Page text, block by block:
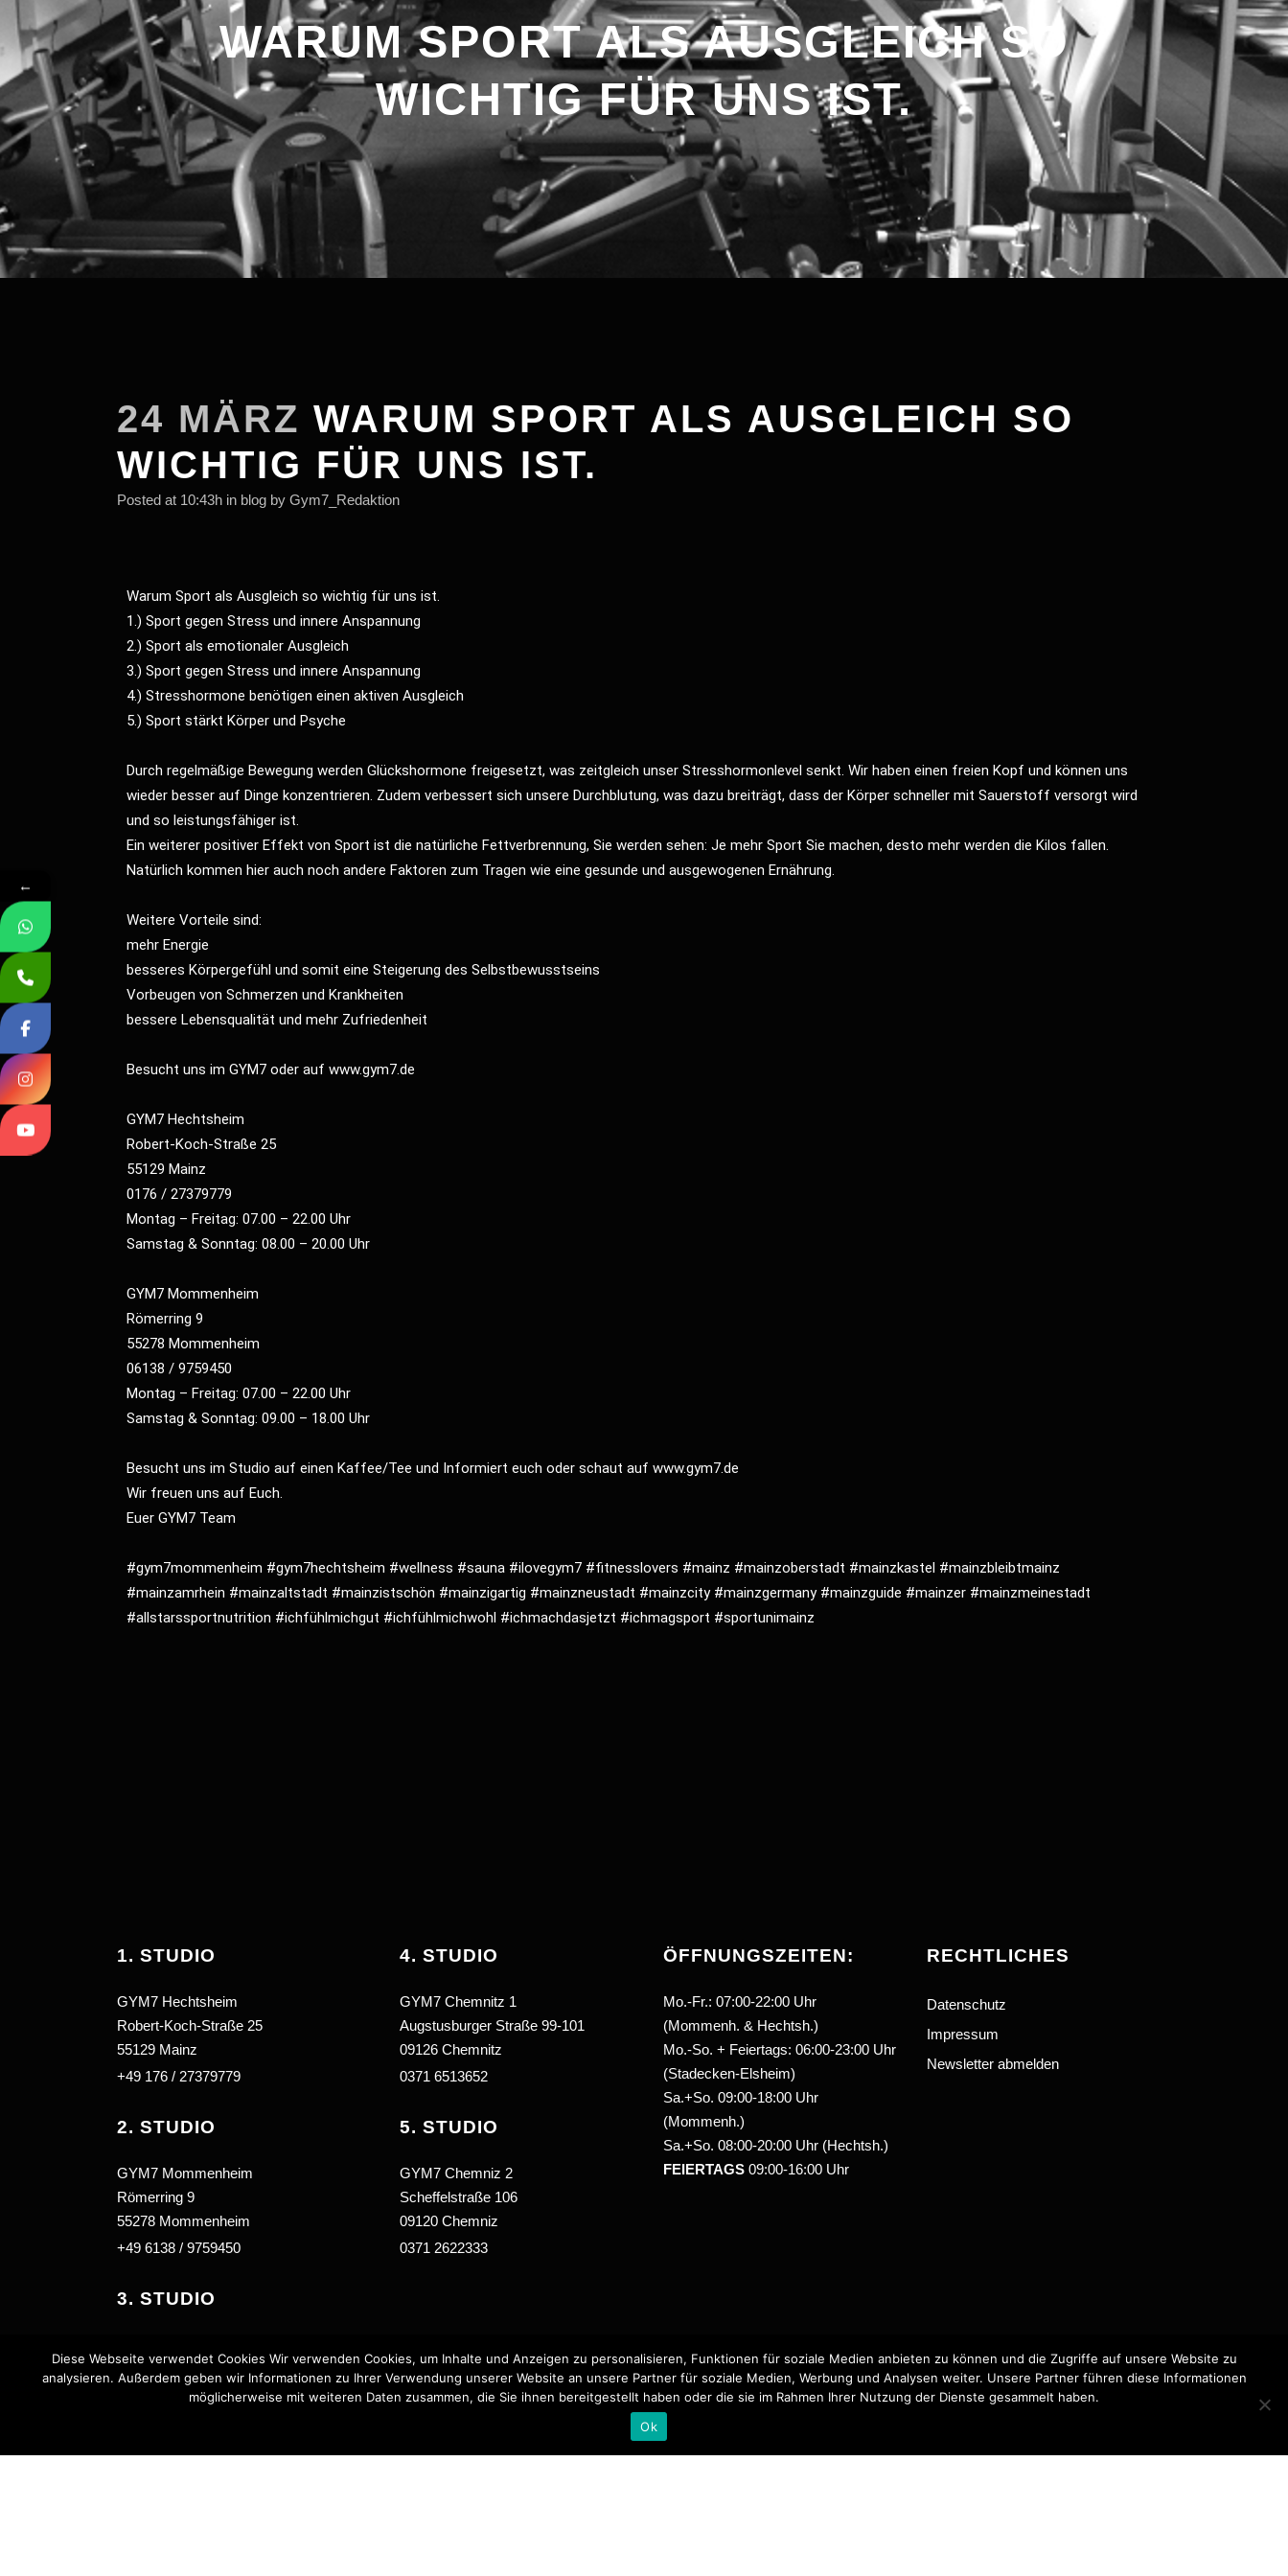
WARUM SPORT ALS AUSGLEICH SO
WICHTIG FÜR UNS IST.
24 MÄRZ WARUM SPORT ALS AUSGLEICH SO
WICHTIG FÜR UNS IST.
Posted at 10:43h in blog by Gym7_Redaktion
Warum Sport als Ausgleich so wichtig für uns ist.
1.) Sport gegen Stress und innere Anspannung
2.) Sport als emotionaler Ausgleich
3.) Sport gegen Stress und innere Anspannung
4.) Stresshormone benötigen einen aktiven Ausgleich
5.) Sport stärkt Körper und Psyche
Durch regelmäßige Bewegung werden Glückshormone freigesetzt, was zeitgleich unser Stresshormonlevel senkt. Wir haben einen freien Kopf und können uns
wieder besser auf Dinge konzentrieren. Zudem verbessert sich unsere Durchblutung, was dazu breiträgt, dass der Körper schneller mit Sauerstoff versorgt wird
und so leistungsfähiger ist.
Ein weiterer positiver Effekt von Sport ist die natürliche Fettverbrennung, Sie werden sehen: Je mehr Sport Sie machen, desto mehr werden die Kilos fallen.
Natürlich kommen hier auch noch andere Faktoren zum Tragen wie eine gesunde und ausgewogenen Ernährung.
Weitere Vorteile sind:
mehr Energie
besseres Körpergefühl und somit eine Steigerung des Selbstbewusstseins
Vorbeugen von Schmerzen und Krankheiten
bessere Lebensqualität und mehr Zufriedenheit
Besucht uns im GYM7 oder auf www.gym7.de
GYM7 Hechtsheim
Robert-Koch-Straße 25
55129 Mainz
0176 / 27379779
Montag – Freitag: 07.00 – 22.00 Uhr
Samstag & Sonntag: 08.00 – 20.00 Uhr
GYM7 Mommenheim
Römerring 9
55278 Mommenheim
06138 / 9759450
Montag – Freitag: 07.00 – 22.00 Uhr
Samstag & Sonntag: 09.00 – 18.00 Uhr
Besucht uns im Studio auf einen Kaffee/Tee und Informiert euch oder schaut auf www.gym7.de
Wir freuen uns auf Euch.
Euer GYM7 Team
#gym7mommenheim #gym7hechtsheim #wellness #sauna #ilovegym7 #fitnesslovers #mainz #mainzoberstadt #mainzkastel #mainzbleibtmainz
#mainzamrhein #mainzaltstadt #mainzistschön #mainzigartig #mainzneustadt #mainzcity #mainzgermany #mainzguide #mainzer #mainzmeinestadt
#allstarssportnutrition #ichfühlmichgut #ichfühlmichwohl #ichmachdasjetzt #ichmagsport #sportunimainz
1. STUDIO
GYM7 Hechtsheim
Robert-Koch-Straße 25
55129 Mainz
+49 176 / 27379779
2. STUDIO
GYM7 Mommenheim
Römerring 9
55278 Mommenheim
+49 6138 / 9759450
3. STUDIO
Schulstraße 51
55271 Stadecken-Elsheim
4. STUDIO
GYM7 Chemnitz 1
Augstusburger Straße 99-101
09126 Chemnitz
0371 6513652
5. STUDIO
GYM7 Chemniz 2
Scheffelstraße 106
09120 Chemniz
0371 2622333
ÖFFNUNGSZEITEN:
Mo.-Fr.: 07:00-22:00 Uhr
(Mommenh. & Hechtsh.)
Mo.-So. + Feiertags: 06:00-23:00 Uhr
(Stadecken-Elsheim)
Sa.+So. 09:00-18:00 Uhr
(Mommenh.)
Sa.+So. 08:00-20:00 Uhr (Hechtsh.)
FEIERTAGS 09:00-16:00 Uhr
RECHTLICHES
Datenschutz
Impressum
Newsletter abmelden
←
Diese Webseite verwendet Cookies Wir verwenden Cookies, um Inhalte und Anzeigen zu personalisieren, Funktionen für soziale Medien anbieten zu können und die Zugriffe auf unsere Website zu
analysieren. Außerdem geben wir Informationen zu Ihrer Verwendung unserer Website an unsere Partner für soziale Medien, Werbung und Analysen weiter. Unsere Partner führen diese Informationen
möglicherweise mit weiteren Daten zusammen, die Sie ihnen bereitgestellt haben oder die sie im Rahmen Ihrer Nutzung der Dienste gesammelt haben.
Ok